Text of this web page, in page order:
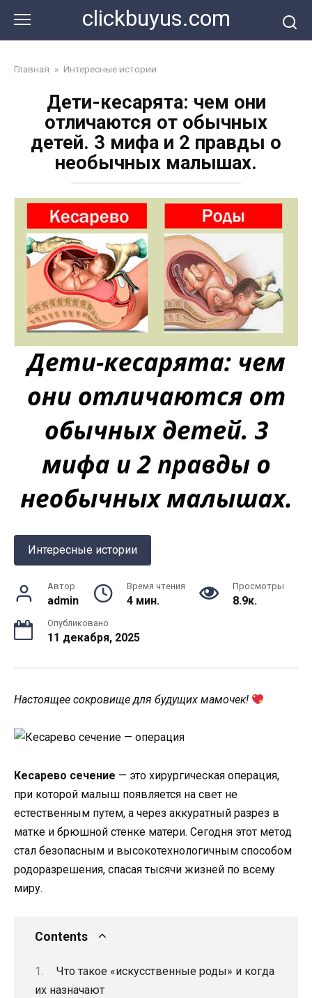
контенту
clickbuyus.com
Главная » Интересные истории
Дети-кесарята: чем они
отличаются от обычных
детей. 3 мифа и 2 правды о
необычных малышах.
Интересные истории
Автор
admin
Время чтения
4 мин.
Просмотры
8.9к.
Опубликовано
11 декабря, 2025
Настоящее сокровище для будущих мамочек!
Кесарево сечение — это хирургическая операция,
при которой малыш появляется на свет не
естественным путем, а через аккуратный разрез в
матке и брюшной стенке матери. Сегодня этот метод
стал безопасным и высокотехнологичным способом
родоразрешения, спасая тысячи жизней по всему
миру.
Contents
Что такое «искусственные роды» и когда
их назначают